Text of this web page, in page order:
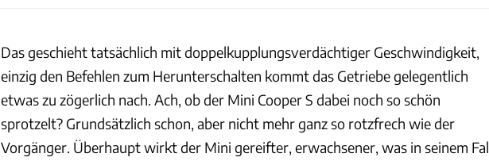
Das geschieht tatsächlich mit doppelkupplungsverdächtiger Geschwindigkeit,
einzig den Befehlen zum Herunterschalten kommt das Getriebe gelegentlich
etwas zu zögerlich nach. Ach, ob der Mini Cooper S dabei noch so schön
sprotzelt? Grundsätzlich schon, aber nicht mehr ganz so rotzfrech wie der
Vorgänger. Überhaupt wirkt der Mini gereifter, erwachsener, was in seinem